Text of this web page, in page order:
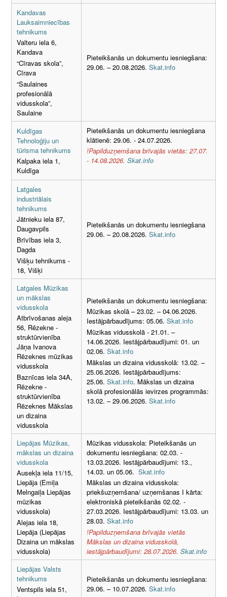
Kandavas
Lauksaimniecības
tehnikums
Valteru iela 6,
Kandava
“Cīravas skola”,
Cīrava
“Saulaines
profesionālā
vidusskola”,
Saulaine
Pieteikšanās un dokumentu iesniegšana:
29.06. – 20.08.2026. Skat.info
Kuldīgas
Tehnoloģiju un
tūrisma tehnikums
Kalpaka iela 1,
Kuldīga
Pieteikšanās un dokumentu iesniegšana
klātienē: 29.06. - 24.07.2026.
!Papilduzņemšana brīvajās vietās: 27.07.
- 14.08.2026. Skat.info
Latgales
industriālais
tehnikums
Jātnieku iela 87,
Daugavpils
Brīvības iela 3,
Dagda
Višķu tehnikums -
18, Višķi
Pieteikšanās un dokumentu iesniegšana
29.06. – 20.08.2026. Skat.info
Latgales Mūzikas
un mākslas
vidusskola
Atbrīvošanas aleja
56, Rēzekne -
struktūrvienība
Jāņa Ivanova
Rēzeknes mūzikas
vidusskola
Baznīcas iela 34A,
Rēzekne -
struktūrvienība
Rēzeknes Mākslas
un dizaina
vidusskola
Pieteikšanās un dokumentu iesniegšana:
Mūzikas skolā – 23.02. – 04.06.2026.
Iestājpārbaudījums: 05.06. Skat.info
Mūzikas vidusskolā - 21.01. –
14.06.2026. Iestājpārbaudījumi: 01. un
02.06. Skat.info
Mākslas un dizaina vidusskolā: 13.02. –
25.06.2026. Iestājpārbaudījums:
25.06. Skat.info. Mākslas un dizaina
skolā profesionālās ievirzes programmās:
13.02. – 29.06.2026. Skat.info
Liepājas Mūzikas,
mākslas un dizaina
vidusskola
Ausekļa iela 11/15,
Liepāja (Emiļa
Melngaiļa Liepājas
mūzikas
vidusskola)
Alejas iela 18,
Liepāja (Liepājas
Dizaina un mākslas
vidusskola)
Mūzikas vidusskola: Pieteikšanās un
dokumentu iesniegšana: 02.03. -
13.03.2026. Iestājpārbaudījumi: 13.,
14.03. un 05.06. Skat.info
Mākslas un dizaina vidusskola:
priekšuzņemšana/ uzņemšanas I kārta:
elektroniskā pieteikšanās 02.02. -
27.03.2026. Iestājpārbaudījumi: 13.03. un
28.03. Skat.info
!Papilduzņemšana brīvajās vietās
Mākslas un dizaina vidusskolā,
iestājpārbaudījumi: 28.07.2026. Skat.info
Liepājas Valsts
tehnikums
Ventspils iela 51,
Pieteikšanās un dokumentu iesniegšana:
29.06. – 10.07.2026. Skat.info